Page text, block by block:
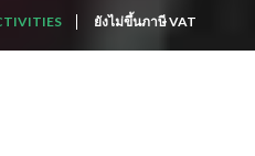
ยังไม่ขึ้นภาษี VAT